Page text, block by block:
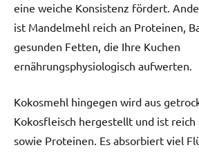
eine weiche Konsistenz fördert.
ist Mandelmehl reich an Proteinen,
gesunden Fetten, die Ihre Kuchen
ernährungsphysiologisch aufwerten.
Kokosmehl hingegen wird aus
Kokosfleisch hergestellt und ist
sowie Proteinen. Es absorbiert viel